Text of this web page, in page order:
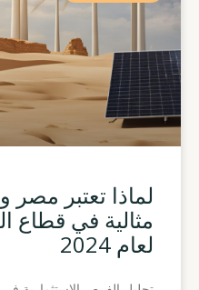
لماذا تعتبر مصر
مثالية في قطاع
لعام 2024